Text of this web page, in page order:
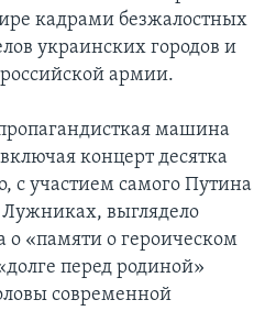
кадрами безжалостных
украинских городов и
армии.
машина
концерт десятка
с участием самого Путина
Лужниках, выглядело
о «памяти о героическом
перед родиной»
современной